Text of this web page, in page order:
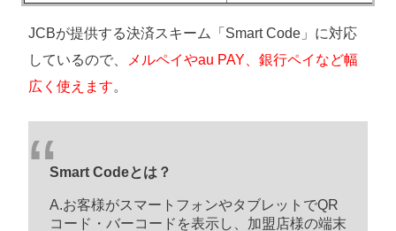
JCBが提供する決済スキーム「Smart Code」に対応
しているので、
メルペイやau PAY、銀行ペイなど幅
広く使えます。
Smart Codeとは？
A.お客様がスマートフォンやタブレットでQR
コード・バーコードを表示し、加盟店様の端末